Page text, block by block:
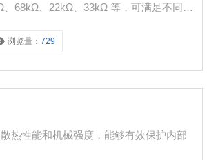
68kΩ、22kΩ、33kΩ 等，可满足不同电
浏览量：729
热性能和机械强度，能够有效保护内部